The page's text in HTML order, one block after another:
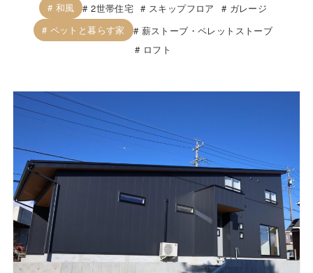
和風
2世帯住宅 スキップフロア
ガレージ
ペットと暮らす家
薪ストーブ・ペレットストーブ
ロフト